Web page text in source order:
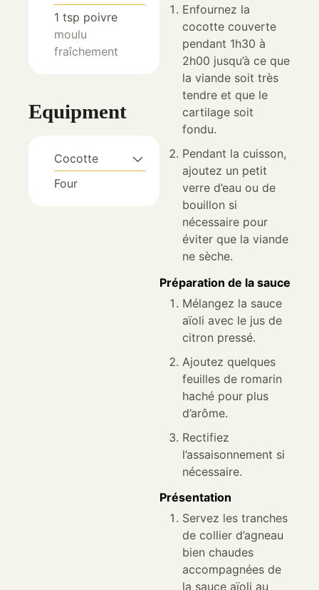
1 tsp poivre
moulu
fraîchement
Equipment
Cocotte
Four
Enfournez la
cocotte couverte
pendant 1h30 à
2h00 jusqu’à ce que
la viande soit très
tendre et que le
cartilage soit
fondu.
Pendant la cuisson,
ajoutez un petit
verre d’eau ou de
bouillon si
nécessaire pour
éviter que la viande
ne sèche.
Préparation de la sauce
Mélangez la sauce
aïoli avec le jus de
citron pressé.
Ajoutez quelques
feuilles de romarin
haché pour plus
d’arôme.
Rectifiez
l’assaisonnement si
nécessaire.
Présentation
Servez les tranches
de collier d’agneau
bien chaudes
accompagnées de
la sauce aïoli au